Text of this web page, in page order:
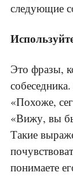
следующие
Это фразы,
«Похоже,
«Вижу, вы
Такие
понимаете